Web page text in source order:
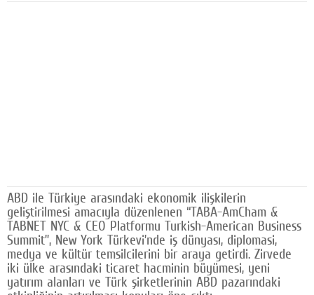
SOSYAL MEDYA
Facebook
Twitter
Google Plus
ABD ile Türkiye arasındaki ekonomik ilişkilerin
geliştirilmesi amacıyla düzenlenen “TABA-AmCham &
TABNET NYC & CEO Platformu Turkish-American Business
Summit”, New York Türkevi’nde iş dünyası, diplomasi,
medya ve kültür temsilcilerini bir araya getirdi. Zirvede
iki ülke arasındaki ticaret hacminin büyümesi, yeni
yatırım alanları ve Türk şirketlerinin ABD pazarındaki